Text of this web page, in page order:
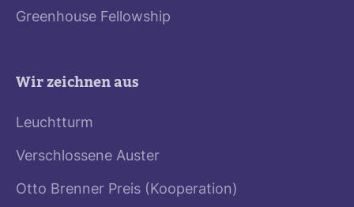
Greenhouse Fellowship
Wir zeichnen aus
Leuchtturm
Verschlossene Auster
Otto Brenner Preis (Kooperation)